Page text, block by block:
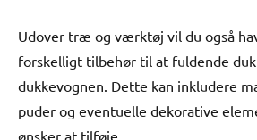
Udover træ og værktøj vil du også
forskelligt tilbehør til at fuldende
dukkevognen. Dette kan inkludere
puder og eventuelle dekorative
ønsker at tilføje.